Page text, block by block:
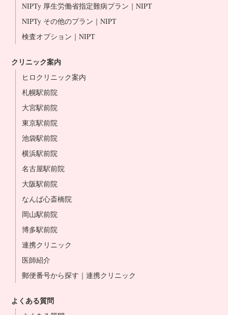
NIPTy 厚生労働省指定難病プラン｜NIPT
NIPTy その他のプラン｜NIPT
検査オプション｜NIPT
クリニック案内
ヒロクリニック案内
札幌駅前院
大宮駅前院
東京駅前院
池袋駅前院
横浜駅前院
名古屋駅前院
大阪駅前院
なんば心斎橋院
岡山駅前院
博多駅前院
連携クリニック
医師紹介
郵便番号から探す｜連携クリニック
よくある質問